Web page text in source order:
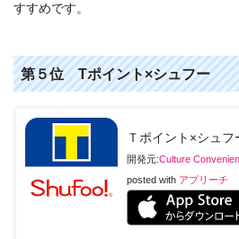
すすめです。
第５位 Tポイント×シュフー
Ｔポイント×シュフ
開発元:Culture
posted with アプリーチ